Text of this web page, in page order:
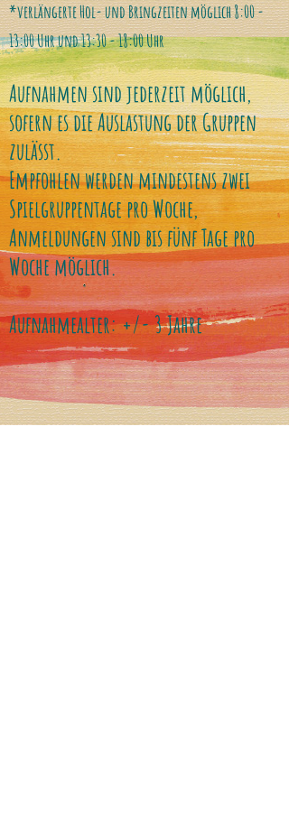
*verlängerte Hol- und Bringzeiten möglich 8:00 -
13:00 Uhr und 13:30 - 18:00 Uhr
Aufnahmen sind jederzeit möglich,
sofern es die Auslastung der Gruppen
zulässt.
Empfohlen werden mindestens zwei
Spielgruppentage pro Woche,
Anmeldungen sind bis fünf Tage pro
Woche möglich.
Aufnahmealter: +/- 3 Jahre